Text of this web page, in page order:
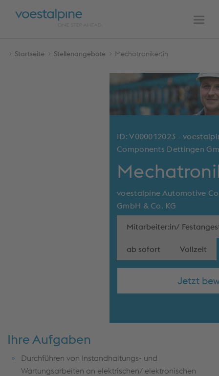
Zum
ZurHAUPTNAVIGATION
Startseite Stellenangebote Mechatroniker:in
ID: V000012023 -
Components Dettingen
voestalpine Automotive
GmbH & Co. KG
Mitarbeiter:in/
ab sofort Vollzeit
Jetzt
Ihre Aufgaben
Durchführen von Instandhaltungs- und
Wartungsarbeiten an elektrischen/ elektronischen